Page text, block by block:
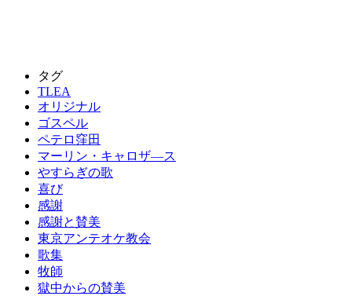
タグ
TLEA
オリジナル
ゴスペル
ペテロ窪田
マーリン・キャロザ―ス
やすらぎの歌
喜び
感謝
感謝と賛美
東京アンテオケ教会
歌集
牧師
獄中からの賛美